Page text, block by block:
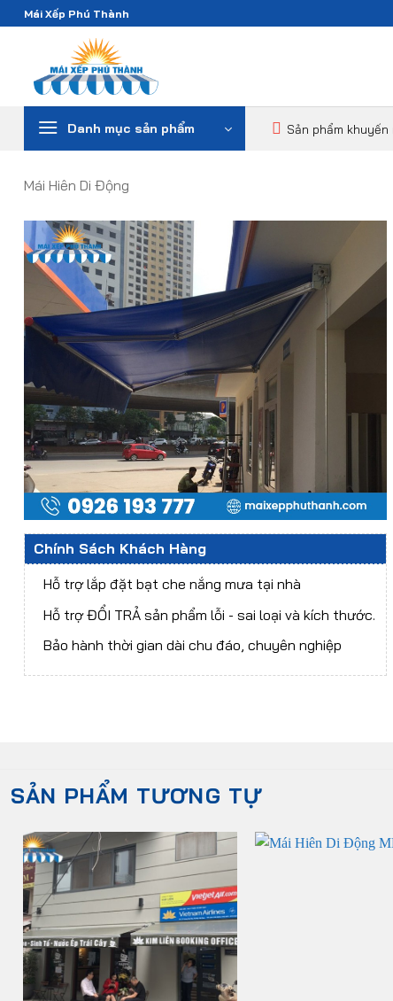
qua
Mái Xếp Phú Thành
Danh mục sản phẩm Sản phẩm khuyến
Mái Hiên Di Động
Chính Sách Khách Hàng
Hỗ trợ lắp đặt bạt che nắng mưa tại nhà
Hỗ trợ ĐỔI TRẢ sản phẩm lỗi - sai loại và kích thước.
Bảo hành thời gian dài chu đáo, chuyên nghiệp
SẢN PHẨM TƯƠNG TỰ